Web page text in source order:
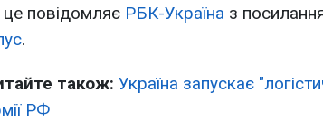
повідомляє РБК-Україна з
.
також: Україна запускає
РФ